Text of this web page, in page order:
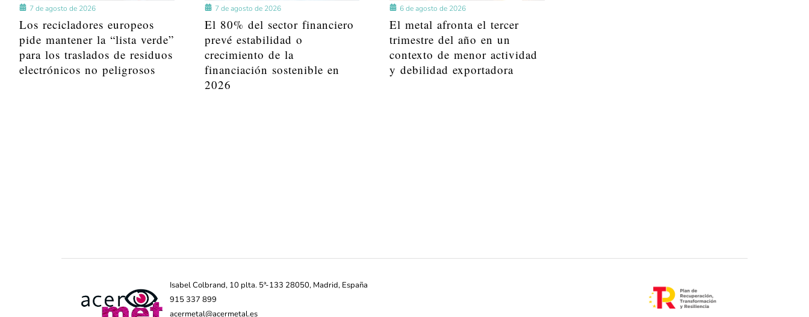
7 de agosto de 2026
Los recicladores europeos
pide mantener la “lista verde”
para los traslados de residuos
electrónicos no peligrosos
7 de agosto de 2026
El 80% del sector financiero
prevé estabilidad o
crecimiento de la
financiación sostenible en
2026
6 de agosto de 2026
El metal afronta el tercer
trimestre del año en un
contexto de menor actividad
y debilidad exportadora
Isabel Colbrand, 10 plta. 5ª-133 28050, Madrid, España
915 337 899
acermetal@acermetal.es